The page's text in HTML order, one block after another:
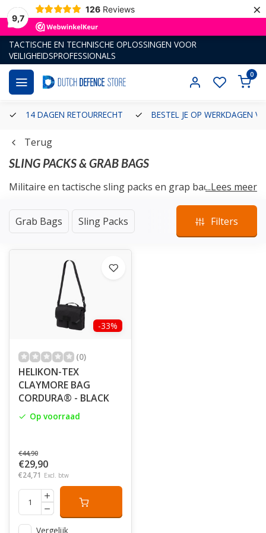
9,7
126 Reviews ×
TACTISCHE EN TECHNISCHE OPLOSSINGEN VOOR
VEILIGHEIDSPROFESSIONALS
0
14 DAGEN RETOURRECHT BESTEL JE OP WERKDAGEN
Terug
SLING PACKS & GRAB BAGS
Militaire en tactische sling packs en grap backs voor
politieagent of de fanatieke airsofter. We hebben
onder andere sling packs en grap bags van tactische
merken als Warrior Assault, Helikon-Tex en First
Tactical.
...Lees meer
Grab Bags Sling Packs Filters
-33%
(0)
HELIKON-TEX
CLAYMORE BAG
CORDURA® - BLACK
Op voorraad
€44,90
€29,90
€24,71 Excl. btw
Vergelijk